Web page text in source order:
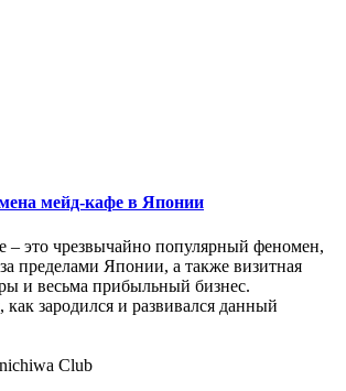
мейд-кафе в Японии
– это чрезвычайно популярный феномен,
пределами Японии, а также визитная
и весьма прибыльный бизнес.
как зародился и развивался данный
Club